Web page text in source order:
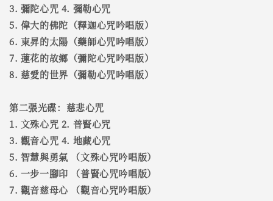
3. 彌陀心咒 4. 彌勒心咒
5. 偉大的佛陀（釋迦心咒吟唱版）
6. 東昇的太陽（藥師心咒吟唱版）
7. 蓮花的故鄉（彌陀心咒吟唱版）
8. 慈愛的世界（彌勒心咒吟唱版）
第二張光碟：慈悲心咒
1. 文殊心咒 2. 普賢心咒
3. 觀音心咒 4. 地藏心咒
5. 智慧與勇氣 （文殊心咒吟唱版）
6. 一步一腳印 （普賢心咒吟唱版）
7. 觀音慈母心 （觀音心咒吟唱版）